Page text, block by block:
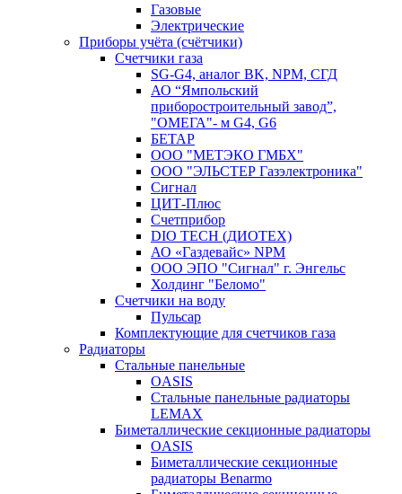
Газовые
Электрические
Приборы учёта (счётчики)
Счетчики газа
SG-G4, аналог BK, NPM, СГД
АО “Ямпольский
приборостроительный завод”,
"ОМЕГА"- м G4, G6
БЕТАР
ООО "МЕТЭКО ГМБХ"
ООО "ЭЛЬСТЕР Газэлектроника"
Сигнал
ЦИТ-Плюс
Счетприбор
DIO TECH (ДИОТЕХ)
АО «Газдевайс» NPM
ООО ЭПО "Сигнал" г. Энгельс
Холдинг "Беломо"
Счетчики на воду
Пульсар
Комплектующие для счетчиков газа
Радиаторы
Стальные панельные
OASIS
Стальные панельные радиаторы
LEMAX
Биметаллические секционные радиаторы
OASIS
Биметаллические секционные
радиаторы Benarmo